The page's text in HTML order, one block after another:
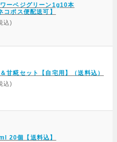
ーベジグリーン1g10本
コポス便配送可】
込)
甘糀セット【自宅用】（送料込）
込)
20個【送料込】